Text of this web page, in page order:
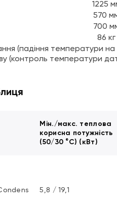
1225
570
700
86 кг
(падіння температури
(контроль температури
Мін./макс. теплова
корисна потужність
(50/30 °C) (кВт)
5,8 / 19,1